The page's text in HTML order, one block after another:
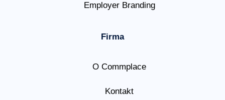
Employer Branding
Firma
O Commplace
Kontakt